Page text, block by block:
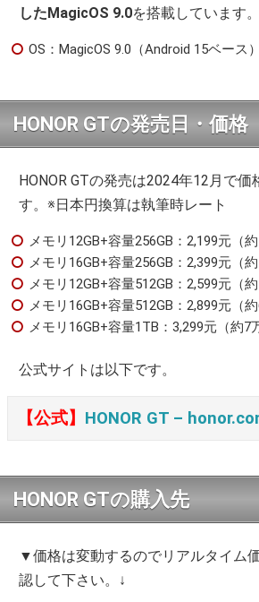
したMagicOS 9.0を搭載しています。
OS：MagicOS 9.0（Android 15ベース）
HONOR GTの発売日・価格
HONOR GTの発売は2024年12月で
す。※日本円換算は執筆時レート
メモリ12GB+容量256GB：2,199元（約
メモリ16GB+容量256GB：2,399元（約
メモリ12GB+容量512GB：2,599元（約
メモリ16GB+容量512GB：2,899元（約
メモリ16GB+容量1TB：3,299元（約7
公式サイトは以下です。
【公式】 HONOR GT –
HONOR GTの購入先
▼価格は変動するのでリアルタイム
認して下さい。↓